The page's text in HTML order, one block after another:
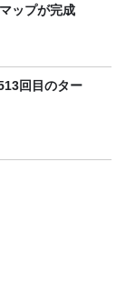
ップが完成
回目のター